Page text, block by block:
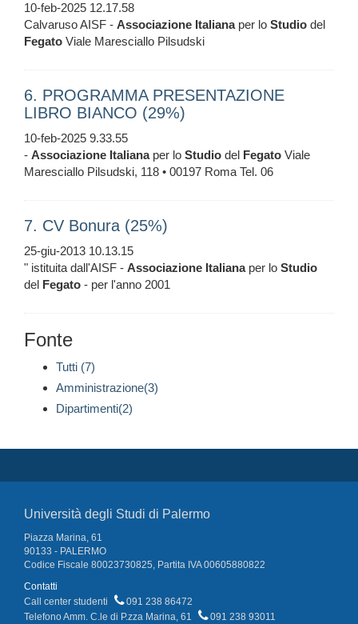
10-feb-2025 12.17.58
Calvaruso AISF - Associazione Italianaper lo Studio del
Fegato Viale Maresciallo Pilsudski
6. PROGRAMMA PRESENTAZIONE
LIBRO BIANCO (29%)
10-feb-2025 9.33.55
- Associazione Italianaper lo Studio del Fegato Viale
Maresciallo Pilsudski, 118 • 00197 Roma Tel. 06
7. CV Bonura (25%)
25-giu-2013 10.13.15
" istituita dall'AISF - Associazione Italianaper lo Studio
del Fegato - per l'anno 2001
Fonte
Tutti (7)
Amministrazione(3)
Dipartimenti(2)
Università degli Studi di Palermo
Piazza Marina, 61
90133 - PALERMO
Codice Fiscale 80023730825, Partita IVA 00605880822
Contatti
Call center studenti
091 238 86472
Telefono Amm. C.le di P.zza Marina, 61
091 238 93011